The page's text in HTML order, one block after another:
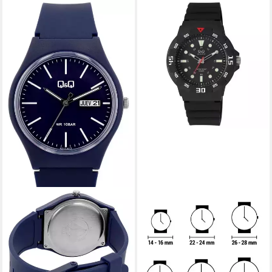
Luxusuhr Q & Q Mod. Taucher
- Gent
25,18 €
lieferbar in 3 Wochen